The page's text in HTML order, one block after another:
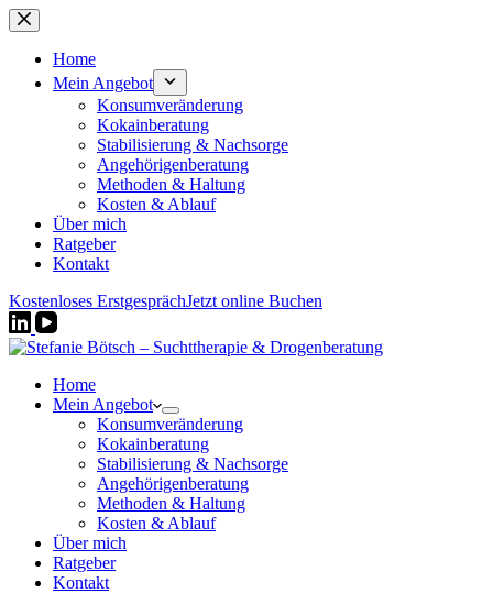
Zum
Inhalt
springenHome
Mein Angebot
Konsumveränderung
Kokainberatung
Stabilisierung & Nachsorge
Angehörigenberatung
Methoden & Haltung
Kosten & Ablauf
Über mich
Ratgeber
Kontakt
Kostenloses ErstgesprächJetzt online Buchen
Home
Mein Angebot
Konsumveränderung
Kokainberatung
Stabilisierung & Nachsorge
Angehörigenberatung
Methoden & Haltung
Kosten & Ablauf
Über mich
Ratgeber
Kontakt